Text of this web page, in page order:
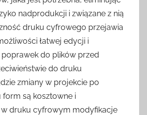
nadprodukcji i związane z nią
druku cyfrowego przejawia
łatwej edycji i
do plików przed
do druku
zmiany w projekcie po
są kosztowne i
w druku cyfrowym modyfikacje